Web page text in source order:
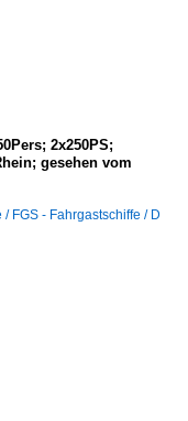
2x250PS;
gesehen vom
/ FGS - Fahrgastschiffe / D